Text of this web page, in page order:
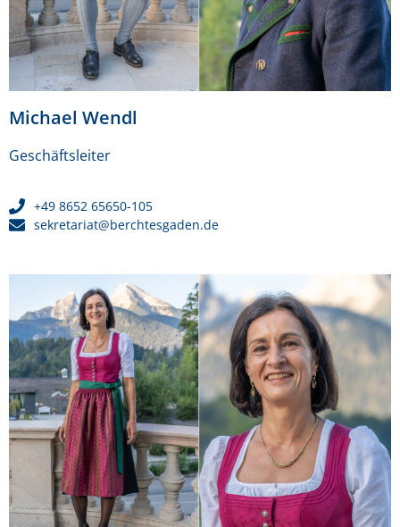
Michael Wendl
Geschäftsleiter
+49 8652 65650-105
sekretariat@berchtesgaden.de